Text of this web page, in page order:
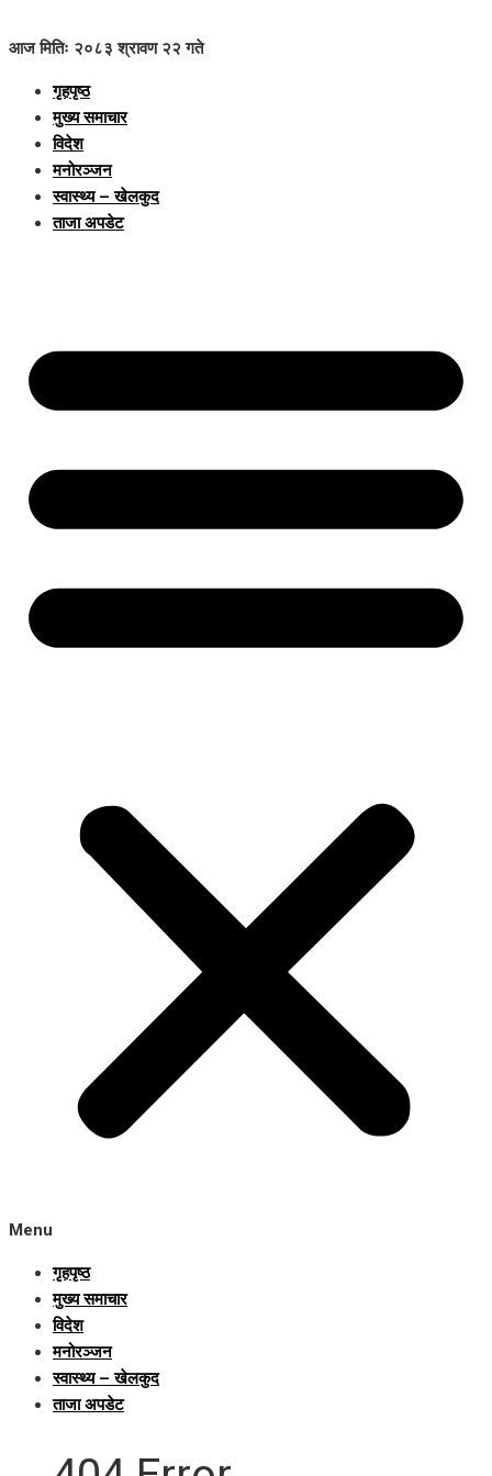
आज मितिः २०८३ श्रावण २२ गते
गृहपृष्ठ
मुख्य समाचार
विदेश
मनोरञ्जन
स्वास्थ्य – खेलकुद
ताजा अपडेट
Menu
गृहपृष्ठ
मुख्य समाचार
विदेश
मनोरञ्जन
स्वास्थ्य – खेलकुद
ताजा अपडेट